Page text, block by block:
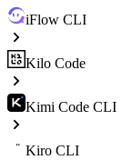
iFlow CLI
Kilo Code
Kimi Code CLI
Kiro CLI